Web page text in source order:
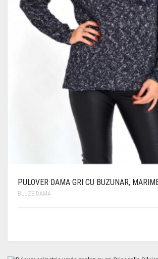
PULOVER DAMA GRI CU BUZUNAR,
BLUZE DAMA